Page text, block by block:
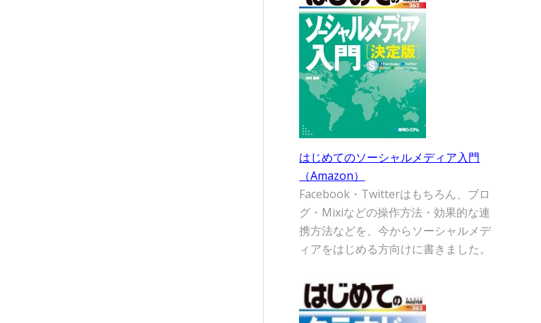
はじめてのソーシャルメディア入門
（Amazon）
Facebook・Twitterはもちろん、ブロ
グ・Mixiなどの操作方法・効果的な連
携方法などを、今からソーシャルメデ
ィアをはじめる方向けに書きました。